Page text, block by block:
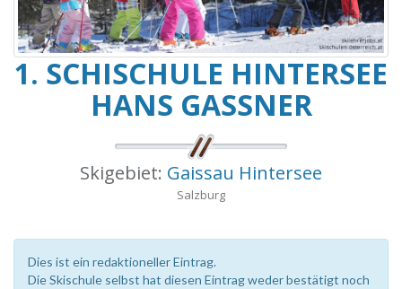
1. SCHISCHULE HINTERSEE
HANS GASSNER
Skigebiet: Gaissau Hintersee
Salzburg
Dies ist ein redaktioneller Eintrag.
Die Skischule selbst hat diesen Eintrag weder bestätigt noch